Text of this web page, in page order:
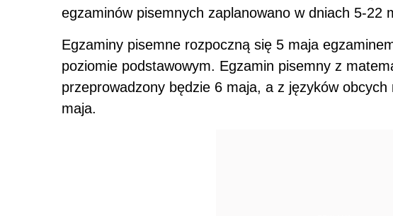
egzaminów pisemnych zaplanowano w dniach 5-22
Egzaminy pisemne rozpoczną się 5 maja
poziomie podstawowym. Egzamin pisemny z
przeprowadzony będzie 6 maja, a z języków
maja.